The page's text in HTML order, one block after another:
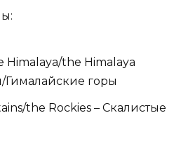
Himalaya/the Himalaya
Гималайские горы
the Rockies – Скалистые